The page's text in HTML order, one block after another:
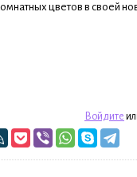
цветов в своей
Войдите